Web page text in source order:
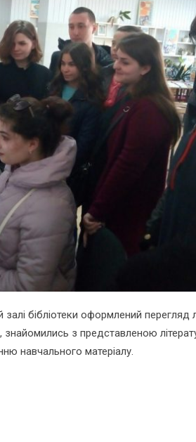
бібліотеки оформлений перегляд
знайомились з представленою
навчального матеріалу.